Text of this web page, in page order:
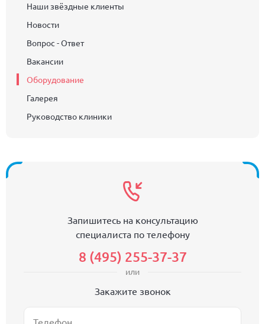
Наши звёздные клиенты
Новости
Вопрос - Ответ
Вакансии
Оборудование
Галерея
Руководство клиники
Запишитесь на консультацию
специалиста по телефону
8 (495) 255-37-37
или
Закажите звонок